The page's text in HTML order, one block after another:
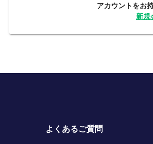
アカウントをお
新規
よくあるご質問